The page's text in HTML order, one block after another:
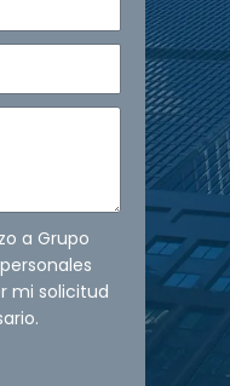
a Grupo
mi solicitud